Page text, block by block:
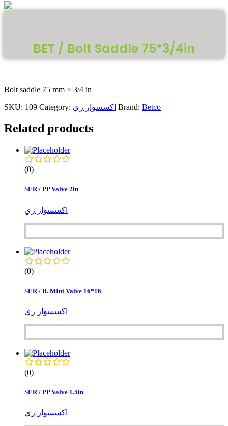
BET / Bolt Saddle 75*3/4in
Bolt saddle 75 mm × 3/4 in
SKU: 109 Category: اكسسوار ري Brand: Betco
Related products
(0)
SER / PP Valve 2in
اكسسوار ري
(0)
SER / B. MIni Valve 16*16
اكسسوار ري
(0)
SER / PP Valve 1.5in
اكسسوار ري